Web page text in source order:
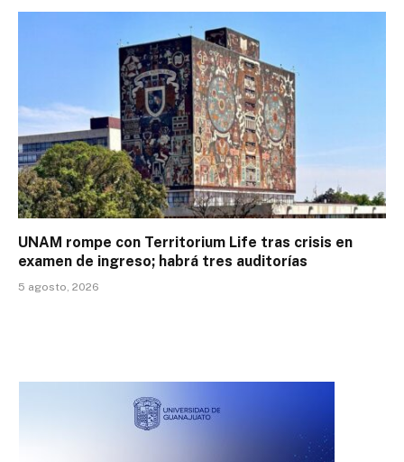
UNAM rompe con Territorium Life tras crisis en
examen de ingreso; habrá tres auditorías
5 agosto, 2026